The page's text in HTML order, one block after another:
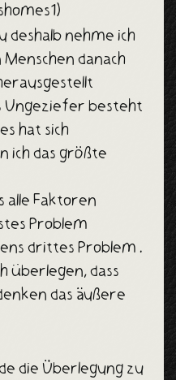
deshalb nehme ich
danach
Ungeziefer besteht
hat sich
ich das größte
alle Faktoren
Problem
drittes Problem .
überlegen, dass
das äußere
die Überlegung zu